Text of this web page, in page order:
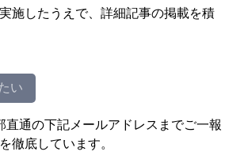
施したうえで、詳細記事の掲載を積
い
通の下記メールアドレスまでご一報
徹底しています。